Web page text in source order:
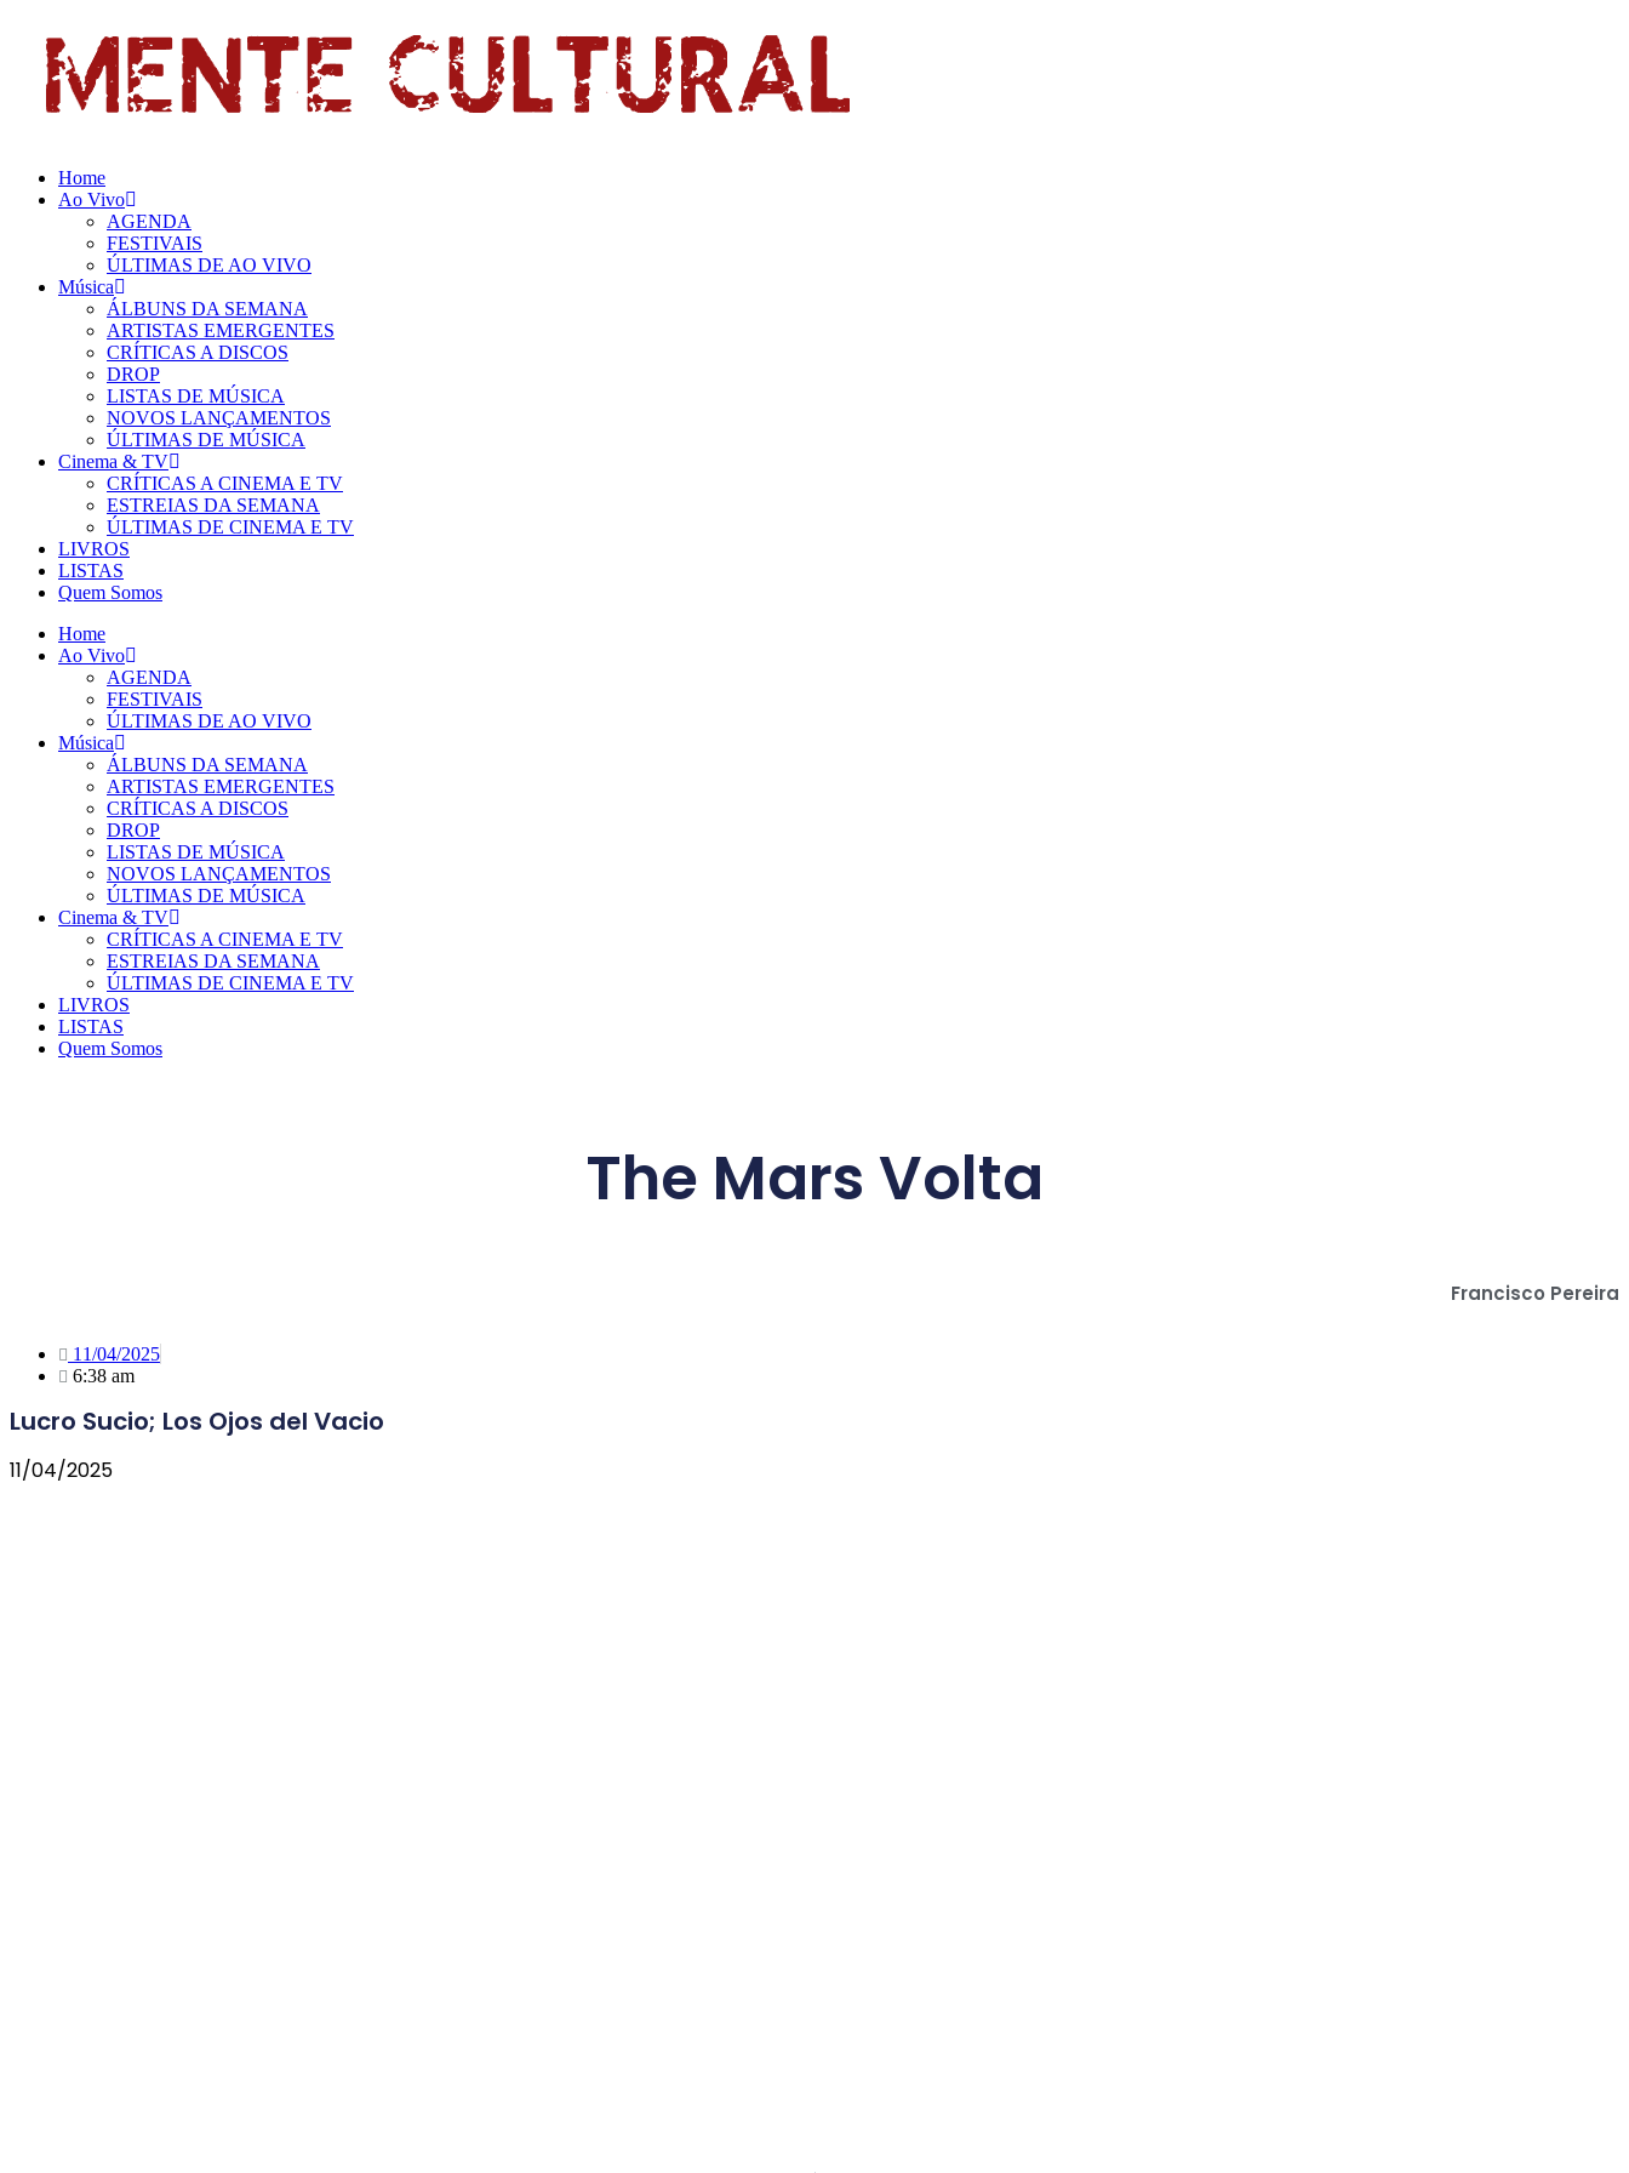
conteúdo
Home
Ao Vivo
AGENDA
FESTIVAIS
ÚLTIMAS DE AO VIVO
Música
ÁLBUNS DA SEMANA
ARTISTAS EMERGENTES
CRÍTICAS A DISCOS
DROP
LISTAS DE MÚSICA
NOVOS LANÇAMENTOS
ÚLTIMAS DE MÚSICA
Cinema & TV
CRÍTICAS A CINEMA E TV
ESTREIAS DA SEMANA
ÚLTIMAS DE CINEMA E TV
LIVROS
LISTAS
Quem Somos
Home
Ao Vivo
AGENDA
FESTIVAIS
ÚLTIMAS DE AO VIVO
Música
ÁLBUNS DA SEMANA
ARTISTAS EMERGENTES
CRÍTICAS A DISCOS
DROP
LISTAS DE MÚSICA
NOVOS LANÇAMENTOS
ÚLTIMAS DE MÚSICA
Cinema & TV
CRÍTICAS A CINEMA E TV
ESTREIAS DA SEMANA
ÚLTIMAS DE CINEMA E TV
LIVROS
LISTAS
Quem Somos
The Mars Volta
Francisco Pereira
11/04/2025
6:38 am
Lucro Sucio; Los Ojos del Vacio
11/04/2025